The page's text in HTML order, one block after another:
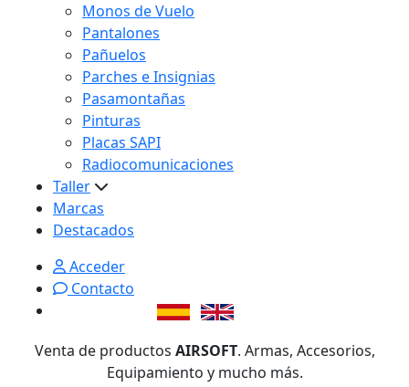
Monos de Vuelo
Pantalones
Pañuelos
Parches e Insignias
Pasamontañas
Pinturas
Placas SAPI
Radiocomunicaciones
Taller
Marcas
Destacados
Acceder
Contacto
Venta de productos AIRSOFT. Armas, Accesorios,
Equipamiento y mucho más.